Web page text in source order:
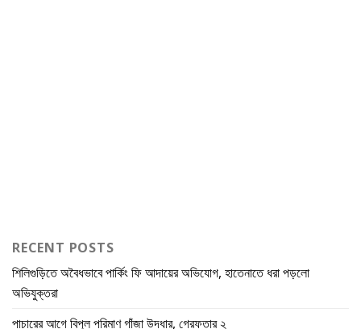
RECENT POSTS
শিলিগুড়িতে অবৈধভাবে পার্কিং ফি আদায়ের অভিযোগ, হাতেনাতে ধরা পড়লো
অভিযুক্তরা
পাচারের আগে বিপুল পরিমাণ গাঁজা উদ্ধার, গ্রেফতার ২